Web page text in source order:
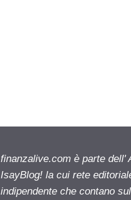
finanzalive.com è parte dell'
IsayBlog! la cui rete
indipendente che contano